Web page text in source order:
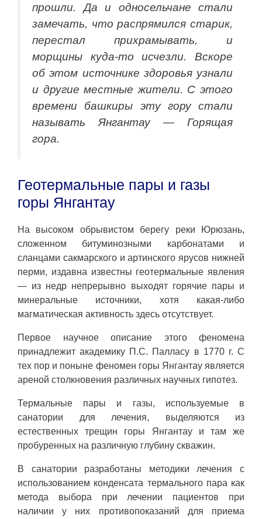
прошли. Да и односельчане стали
замечать, что распрямился старик,
перестал прихрамывать, и
морщины куда-то исчезли. Вскоре
об этом источнике здоровья узнали
и другие местные жители. С этого
времени башкиры эту гору стали
называть Янгантау — Горящая
гора.
Геотермальные пары и газы
горы Янгантау
На высоком обрывистом берегу реки Юрюзань,
сложенном битуминозными карбонатами и
сланцами сакмарского и артинского ярусов нижней
перми, издавна известны геотермальные явления
— из недр непрерывно выходят горячие пары и
минеральные источники, хотя какая-либо
магматическая активность здесь отсутствует.
Первое научное описание этого феномена
принадлежит академику П.С. Палласу в 1770 г. С
тех пор и поныне феномен горы Янгантау является
ареной столкновения различных научных гипотез.
Термальные пары и газы, используемые в
санатории для лечения, выделяются из
естественных трещин горы Янгантау и там же
пробуренных на различную глубину скважин.
В санатории разработаны методики лечения с
использованием конденсата термального пара как
метода выбора при лечении пациентов при
наличии у них противопоказаний для приема